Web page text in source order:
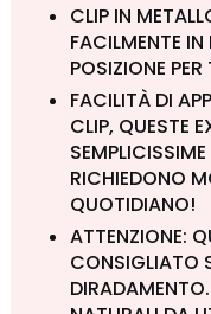
CLIP IN
FACILMENTE
POSIZIONE
FACILITÀ DI
CLIP, QUESTE
RICHIEDONO
QUOTIDIANO!
ATTENZIONE:
CONSIGLIATO